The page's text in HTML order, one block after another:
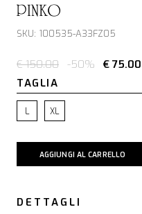
PINKO
SKU: 100535-A33FZ05
€ 150.00 -50%
€ 75.00
TAGLIA
L XL
AGGIUNGI AL CARRELLO
DETTAGLI